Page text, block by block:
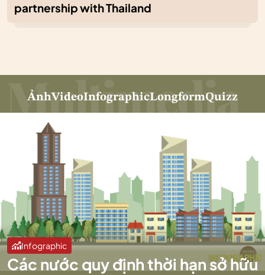
partnership with Thailand
ẢnhVideoInfographicLongformQuizz
Infographic
Các nước quy định thời hạn sở hữu